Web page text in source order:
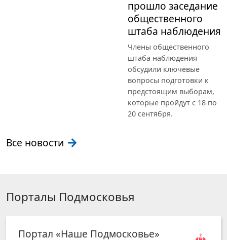
Члены общественного
штаба наблюдения
обсудили ключевые
вопросы подготовки к
предстоящим выборам,
которые пройдут с 18 по
20 сентября.
Портал «Наше Подмосковье»